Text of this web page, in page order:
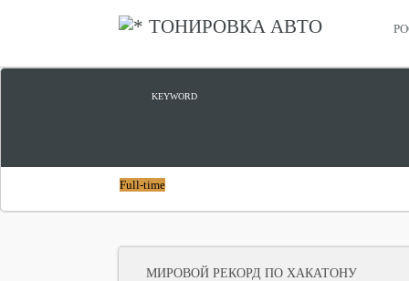
ТОНИРОВКА АВТО
KEYWORD
Full-time
МИРОВОЙ РЕКОРД ПО ХАКАТОНУ